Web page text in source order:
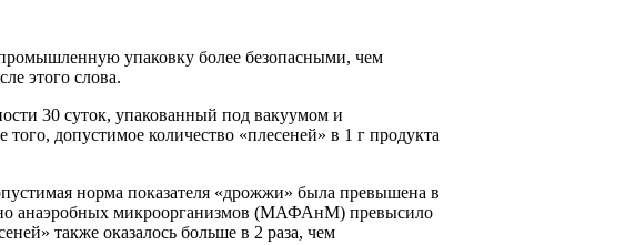
упаковку более безопасными, чем
этого слова.
30 суток, упакованный под вакуумом и
допустимое количество «плесеней» в 1 г продукта
норма показателя «дрожжи» была превышена в
анаэробных микроорганизмов (МАФАнМ) превысило
также оказалось больше в 2 раза, чем